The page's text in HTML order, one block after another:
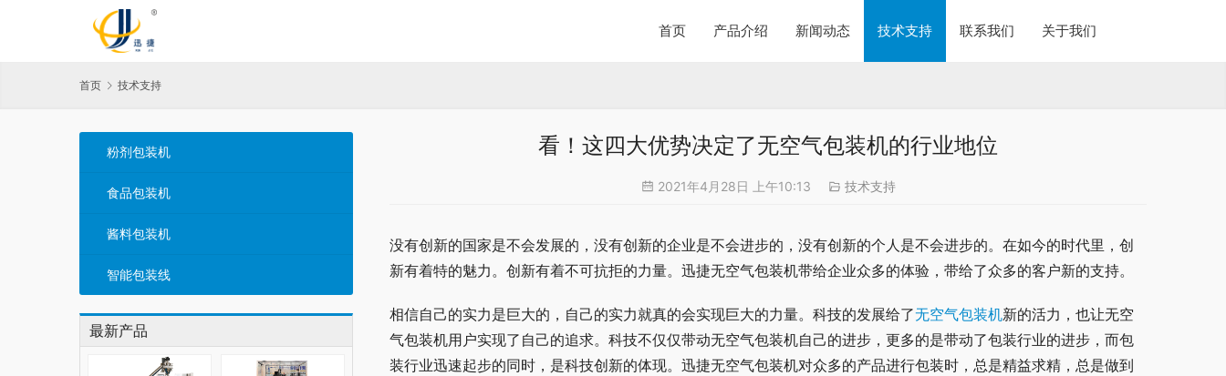
首页 产品介绍 新闻动态 技术支持 联系我们 关于我们
首页 技术支持
粉剂包装机
食品包装机
酱料包装机
智能包装线
最新产品
看！这四大优势决定了无空气包装机的行业地位
2021年4月28日 上午10:13 技术支持
没有创新的国家是不会发展的，没有创新的企业是不会进步的，没有创新的个人是不会进步的。在如今的时代里，创
新有着特的魅力。创新有着不可抗拒的力量。迅捷无空气包装机带给企业众多的体验，带给了众多的客户新的支持。
相信自己的实力是巨大的，自己的实力就真的会实现巨大的力量。科技的发展给了无空气包装机新的活力，也让无空
气包装机用户实现了自己的追求。科技不仅仅带动无空气包装机自己的进步，更多的是带动了包装行业的进步，而包
装行业迅速起步的同时，是科技创新的体现。迅捷无空气包装机对众多的产品进行包装时，总是精益求精，总是做到